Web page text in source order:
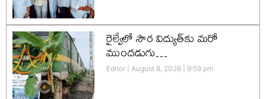
రైల్వేలో సౌర విద్యుత్‌కు మరో
ముందడుగు…
Editor August 8, 2026 9:59 pm